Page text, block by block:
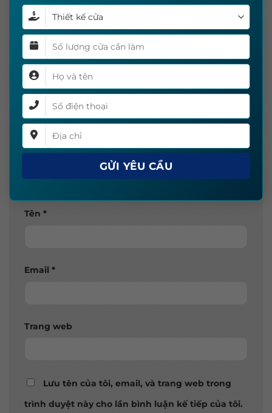
Để lại một bình luận
Email của bạn sẽ không được hiển thị công
khai. Các trường bắt buộc được đánh dấu*
Bình luận*
Tên *
Email *
Trang web
Lưu tên của tôi, email, và trang web trong
trình duyệt này cho lần bình luận kế tiếp của tôi.